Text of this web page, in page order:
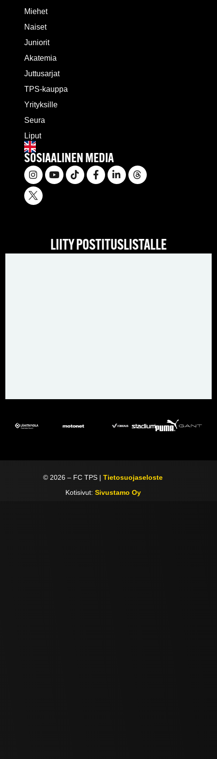
Miehet
Naiset
Juniorit
Akatemia
Juttusarjat
TPS-kauppa
Yrityksille
Seura
Liput
SOSIAALINEN MEDIA
LIITY POSTITUSLISTALLE
©2026 – FC TPS |Tietosuojaseloste
Kotisivut: Sivustamo Oy